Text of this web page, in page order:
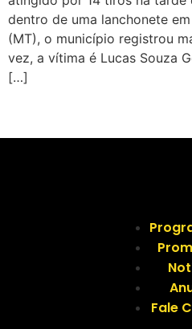
dentro de uma lanchonete
(MT), o município registrou
vez, a vítima é Lucas Souza
[…]
Fale